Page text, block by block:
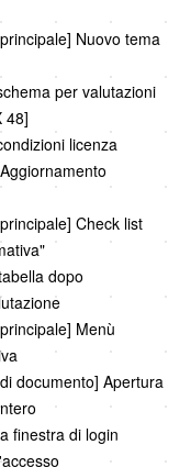
Nuovo tema
per valutazioni
48]
licenza
Check list
dopo
Menù
documento] Apertura
finestra di login